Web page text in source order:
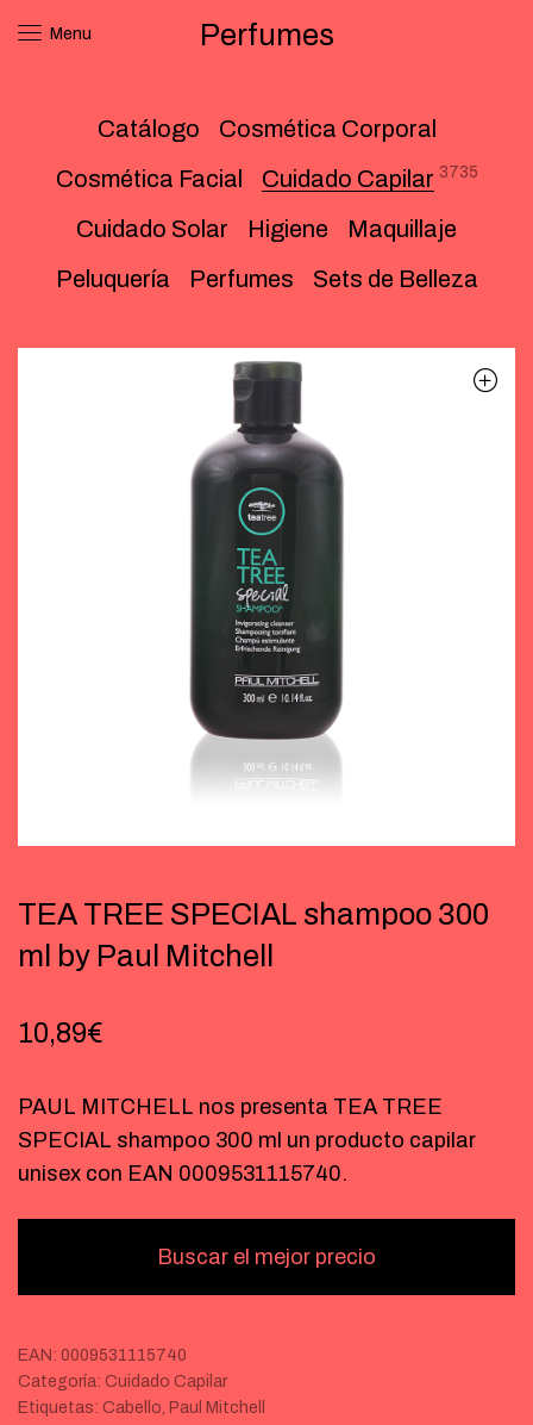
Menu Perfumes
Catálogo
Cosmética Corporal
Cosmética Facial
Cuidado Capilar 3735
Cuidado Solar Higiene
Maquillaje
Peluquería
Perfumes Sets de Belleza
TEA TREE SPECIAL shampoo 300
ml by Paul Mitchell
10,89€
PAUL MITCHELL nos presenta TEA TREE
SPECIAL shampoo 300 ml un producto capilar
unisex con EAN 0009531115740.
Buscar el mejor precio
EAN: 0009531115740
Categoría: Cuidado Capilar
Etiquetas: Cabello, Paul Mitchell